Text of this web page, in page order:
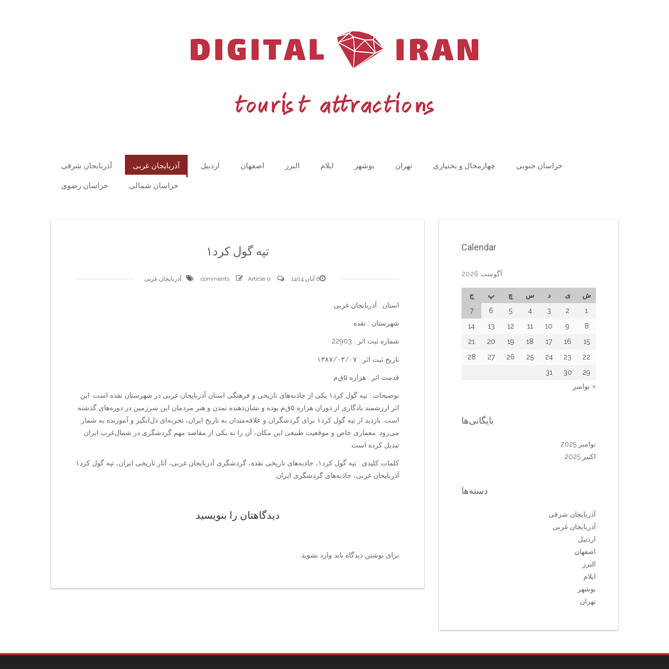
آذربایجان شرقی آذربایجان غربی اردبیل اصفهان البرز ایلام بوشهر تهران چهارمحال و بختیاری خراسان جنوبی
خراسان رضوی خراسان شمالی
تپه گول کرد۱
6 آبان 1404 0 comments
Article آذربایجان غربی
استان : آذربایجان غربی
شهرستان : نقده
شماره ثبت اثر : 22903
تاریخ ثبت اثر : ۱۳۸۷/۰۳/۰۷
قدمت اثر : هزاره ۵ق‌م‌
نوضیحات : تپه گول کرد۱ یکی از جاذبه‌های تاریخی و فرهنگی استان آذربایجان غربی در شهرستان نقده است. این
اثر ارزشمند یادگاری از دوران هزاره ۵ق‌م‌ بوده و نشان‌دهنده تمدن و هنر مردمان این سرزمین در دوره‌های گذشته
است. بازدید از تپه گول کرد۱ برای گردشگران و علاقه‌مندان به تاریخ ایران، تجربه‌ای دل‌انگیز و آموزنده به شمار
می‌رود. معماری خاص و موقعیت طبیعی این مکان، آن را به یکی از مقاصد مهم گردشگری در شمال‌غرب ایران
تبدیل کرده است.
کلمات کلیدی : تپه گول کرد۱، جاذبه‌های تاریخی نقده، گردشگری آذربایجان غربی، آثار تاریخی ایران، تپه گول کرد۱
آذربایجان غربی، جاذبه‌های گردشگری ایران
دیدگاهتان را بنویسید
برای نوشتن دیدگاه باید وارد بشوید
Calendar
آگوست 2026
ش ی د س چ پ
ج
1
2
3
4
5
6
7
8
9
10
11
12
13
14
15
16
17
18
19
20
21
22
23
24
25
26
27
28
29
30
31
« نوامبر
بایگانی‌ها
نوامبر 2025
اکتبر 2025
دسته‌ها
آذربایجان شرقی
آذربایجان غربی
اردبیل
اصفهان
البرز
ایلام
بوشهر
تهران